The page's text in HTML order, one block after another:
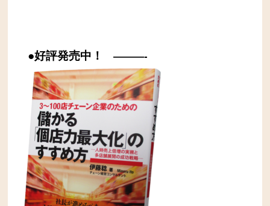
●好評発売中！ ———-